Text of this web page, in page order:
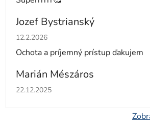
Jozef Bystrianský
Hodnotenie obchodu je 5 z 5
12.2.2026
Ochota a príjemný prístup ďakujem
Marián Mészáros
Hodnotenie obchodu je 5 z 5
22.12.2025